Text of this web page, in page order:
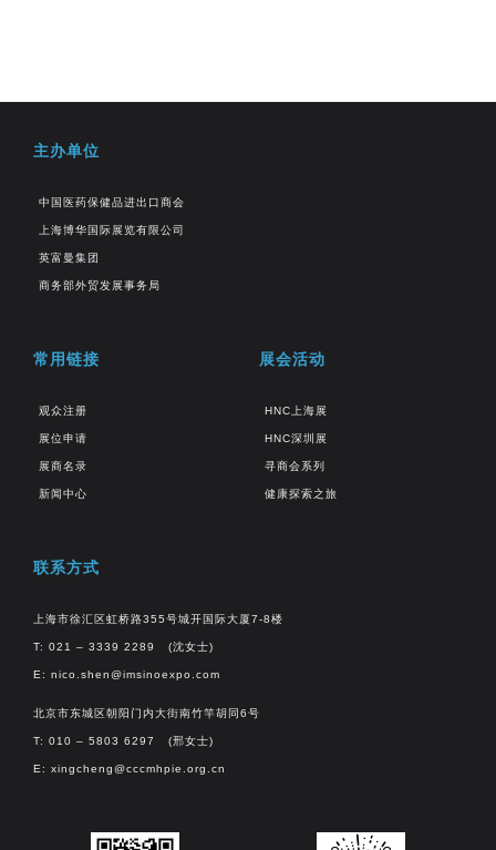
主办单位
中国医药保健品进出口商会
上海博华国际展览有限公司
英富曼集团
商务部外贸发展事务局
常用链接
观众注册
展位申请
展商名录
新闻中心
展会活动
HNC上海展
HNC深圳展
寻商会系列
健康探索之旅
联系方式
上海市徐汇区虹桥路355号城开国际大厦7-8楼
T: 021 – 3339 2289 (沈女士)
E: nico.shen@imsinoexpo.com
北京市东城区朝阳门内大街南竹竿胡同6号
T: 010 – 5803 6297 (邢女士)
E: xingcheng@cccmhpie.org.cn